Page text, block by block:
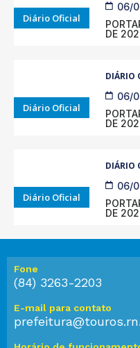
Diário Oficial
06/
DE
Diário Oficial
DIÁRIO
06/
DE
Diário Oficial
DIÁRIO
06/
DE
Fone
(84) 3263-2203
E-mail para contato